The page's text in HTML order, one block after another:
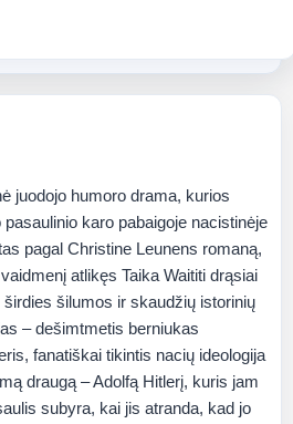
juodojo humoro drama, kurios
karo pabaigoje nacistinėje
pagal Christine Leunens romaną,
atlikęs Taika Waititi drąsiai
šilumos ir skaudžių istorinių
– dešimtmetis berniukas
fanatiškai tikintis nacių ideologija
draugą – Adolfą Hitlerį, kuris jam
subyra, kai jis atranda, kad jo